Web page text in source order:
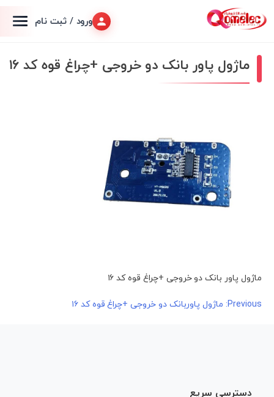
ورود / ثبت نام
ماژول پاور بانک دو خروجی +چراغ قوه کد ۱۶
ماژول پاور بانک دو خروجی +چراغ قوه کد ۱۶
راهبری
Previous: ماژول پاوربانک دو خروجی +چراغ قوه کد ۱۶
دسترسی سریع